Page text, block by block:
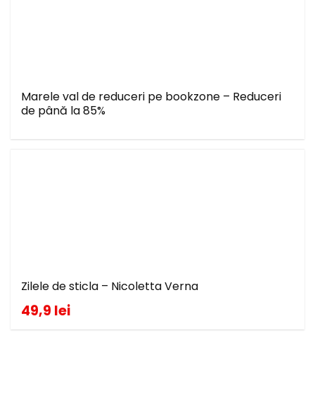
Marele val de reduceri pe bookzone – Reduceri
de până la 85%
Zilele de sticla – Nicoletta Verna
49,9 lei